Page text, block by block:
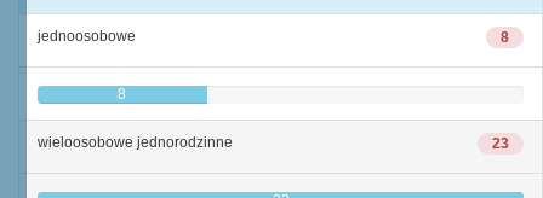
8
jednoosobowe
8
23
wieloosobowe jednorodzinne